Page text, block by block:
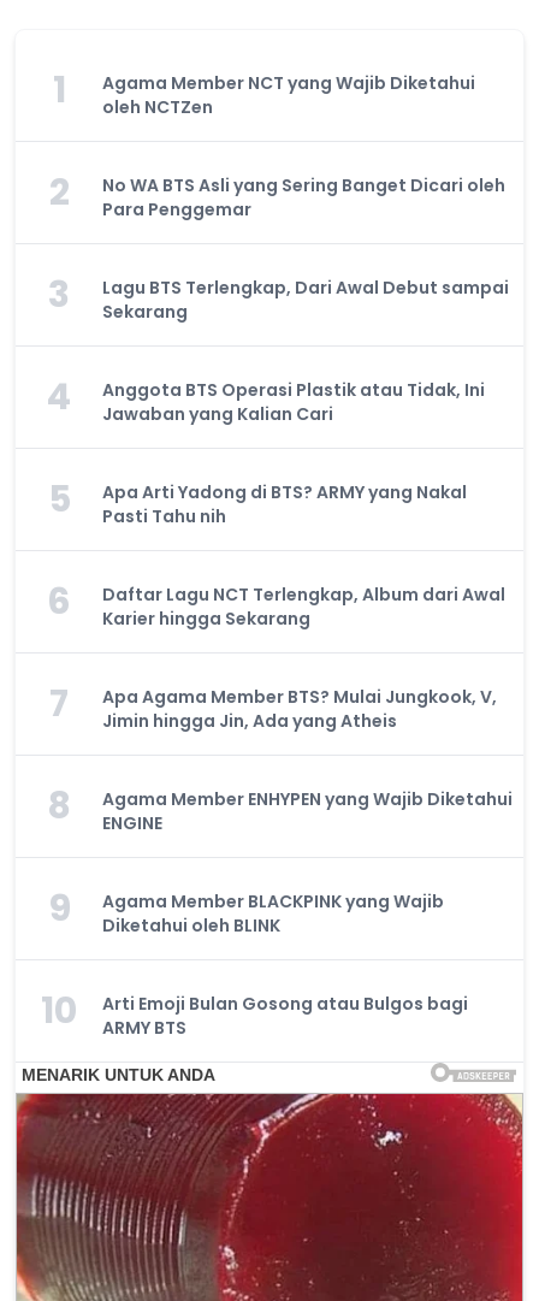
1
Agama Member NCT yang Wajib Diketahui
oleh NCTZen
2
No WA BTS Asli yang Sering Banget Dicari oleh
Para Penggemar
3
Lagu BTS Terlengkap, Dari Awal Debut sampai
Sekarang
4
Anggota BTS Operasi Plastik atau Tidak, Ini
Jawaban yang Kalian Cari
5
Apa Arti Yadong di BTS? ARMY yang Nakal
Pasti Tahu nih
6
Daftar Lagu NCT Terlengkap, Album dari Awal
Karier hingga Sekarang
7
Apa Agama Member BTS? Mulai Jungkook, V,
Jimin hingga Jin, Ada yang Atheis
8
Agama Member ENHYPEN yang Wajib Diketahui
ENGINE
9
Agama Member BLACKPINK yang Wajib
Diketahui oleh BLINK
10
Arti Emoji Bulan Gosong atau Bulgos bagi
ARMY BTS